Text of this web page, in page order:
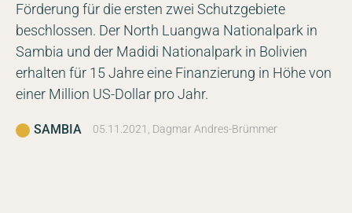
Förderung für die ersten zwei Schutzgebiete
beschlossen. Der North Luangwa Nationalpark in
Sambia und der Madidi Nationalpark in Bolivien
erhalten für 15 Jahre eine Finanzierung in Höhe von
einer Million US-Dollar pro Jahr.
SAMBIA 05.11.2021, Dagmar Andres-Brümmer